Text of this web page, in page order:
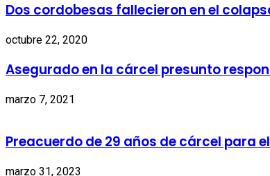
Dos cordobesas fallecieron en el
octubre 22, 2020
Asegurado en la cárcel presunto
marzo 7, 2021
Preacuerdo de 29 años de cárcel para
marzo 31, 2023